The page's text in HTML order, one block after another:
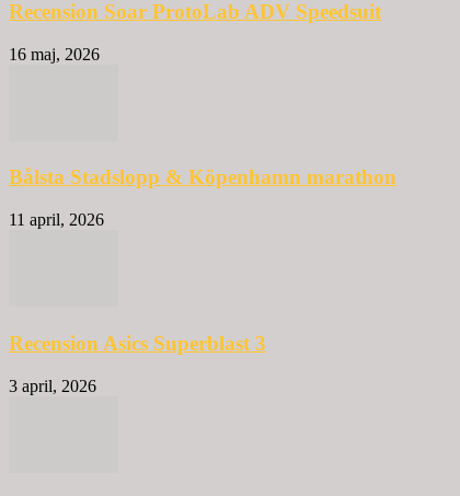
Recension Soar ProtoLab ADV Speedsuit
16 maj, 2026
Bålsta Stadslopp & Köpenhamn marathon
11 april, 2026
Recension Asics Superblast 3
3 april, 2026